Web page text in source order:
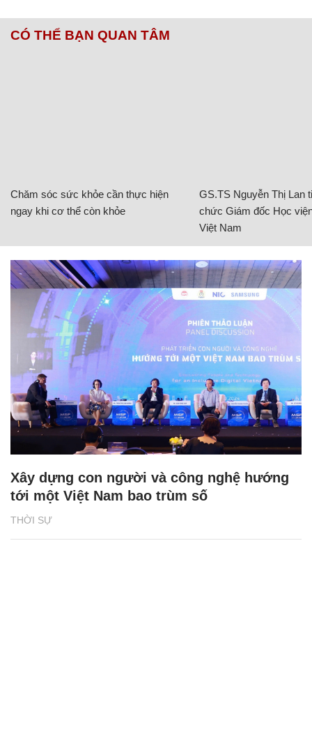
CÓ THỂ BẠN QUAN TÂM
Chăm sóc sức khỏe cần thực hiện
ngay khi cơ thể còn khỏe
GS.TS Nguyễn Thị Lan
chức Giám đốc Học
Việt Nam
THỜI SỰ
Xây dựng con người và công nghệ hướng
tới một Việt Nam bao trùm số